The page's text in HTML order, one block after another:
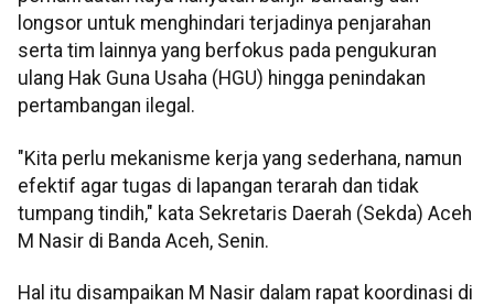
longsor untuk menghindari terjadinya penjarahan
serta tim lainnya yang berfokus pada pengukuran
ulang Hak Guna Usaha (HGU) hingga penindakan
pertambangan ilegal.
"Kita perlu mekanisme kerja yang sederhana, namun
efektif agar tugas di lapangan terarah dan tidak
tumpang tindih," kata Sekretaris Daerah (Sekda) Aceh
M Nasir di Banda Aceh, Senin.
Hal itu disampaikan M Nasir dalam rapat koordinasi di